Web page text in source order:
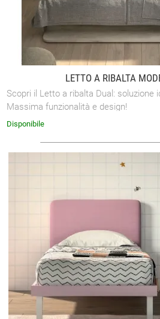
LETTO A RIBALTA
Scopri il Letto a ribalta Dual: soluzione
Massima funzionalità e design!
Disponibile